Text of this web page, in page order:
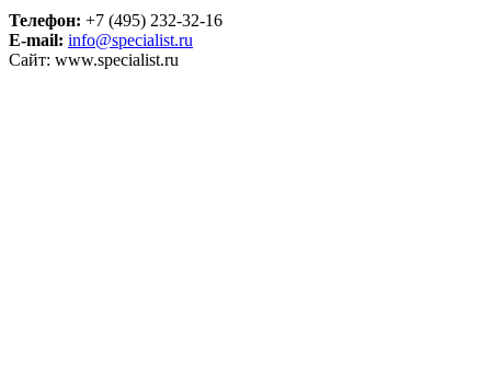
Телефон: +7 (495) 232-32-16
E-mail: info@specialist.ru
Сайт: www.specialist.ru